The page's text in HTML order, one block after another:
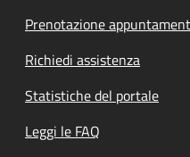
Prenotazione
Richiedi assistenza
Statistiche del portale
Leggi le FAQ